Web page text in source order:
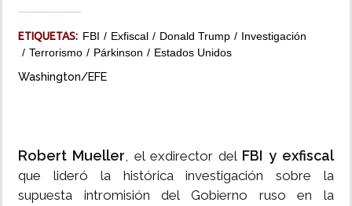
ETIQUETAS: FBI Exfiscal Donald Trump
Investigación
Terrorismo
Párkinson Estados Unidos
Washington/EFE
Robert Mueller, el exdirector del FBI y exfiscal
que lideró la histórica investigación sobre la
supuesta intromisión del Gobierno ruso en la